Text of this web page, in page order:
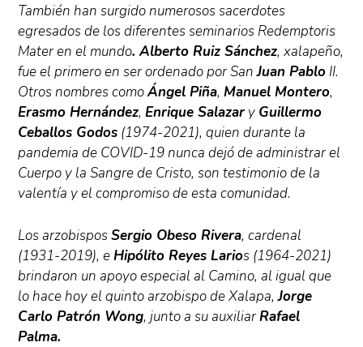
También han surgido numerosos sacerdotes
egresados de los diferentes seminarios Redemptoris
Mater en el mundo. Alberto Ruiz Sánchez, xalapeño,
fue el primero en ser ordenado por SanJuan Pablo II.
Otros nombres comoÁngel Piña,Manuel Montero,
Erasmo Hernández,Enrique Salazar y Guillermo
Ceballos Godos (1974-2021), quien durante la
pandemia de COVID-19 nunca dejó de administrar el
Cuerpo y la Sangre de Cristo, son testimonio de la
valentía y el compromiso de esta comunidad.
Los arzobisposSergio Obeso Rivera, cardenal
(1931-2019), eHipólito Reyes Larios (1964-2021)
brindaron un apoyo especial al Camino, al igual que
lo hace hoy el quinto arzobispo de Xalapa,Jorge
Carlo Patrón Wong, junto a su auxiliarRafael
Palma.